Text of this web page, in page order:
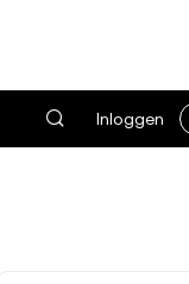
Inloggen